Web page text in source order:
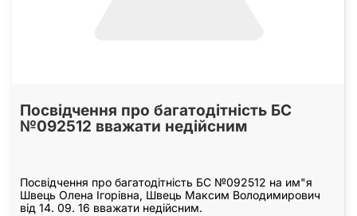
Посвідчення про багатодітність БС
№092512 вважати недійсним
Посвідчення про багатодітність БС №092512 на им"я
Швець Олена Ігорівна, Швець Максим Володимирович
від 14. 09. 16 вважати недійсним.